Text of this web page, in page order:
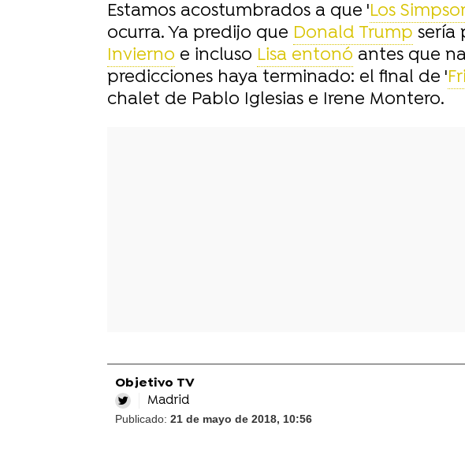
Estamos acostumbrados a que 'Los
ocurra. Ya predijo que Donald Trump sería
Invierno e incluso Lisa entonó antes que
predicciones haya terminado: el final de '
chalet de Pablo Iglesias e Irene Montero.
Objetivo TV
Madrid
Publicado: 21 de mayo de 2018, 10:56